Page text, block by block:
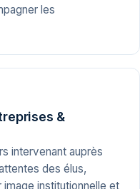
les
&
intervenant auprès
des élus,
institutionnelle et